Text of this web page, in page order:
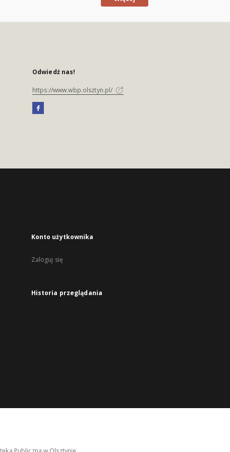
Odwiedź nas!
https://www.wbp.olsztyn.pl/
Konto użytkownika
Zaloguj się
Historia przeglądania